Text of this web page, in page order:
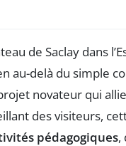
de Saclay dans
au-delà du simple
novateur qui
des visiteurs,
pédagogiques,